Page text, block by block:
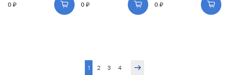
0 ₽ 0 ₽ 0 ₽
1 2 3 4